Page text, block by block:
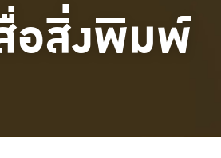
อสิ่งพิมพ์